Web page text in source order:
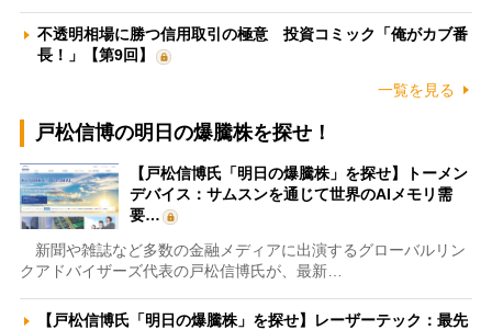
不透明相場に勝つ信用取引の極意 投資コミック「俺がカブ番
長！」【第9回】
一覧を見る
戸松信博の明日の爆騰株を探せ！
【戸松信博氏「明日の爆騰株」を探せ】トーメン
デバイス：サムスンを通じて世界のAIメモリ需
要…
新聞や雑誌など多数の金融メディアに出演するグローバルリン
クアドバイザーズ代表の戸松信博氏が、最新…
【戸松信博氏「明日の爆騰株」を探せ】レーザーテック：最先